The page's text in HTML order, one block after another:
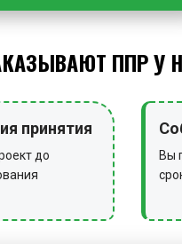
ППР У
принятия
до
Вы